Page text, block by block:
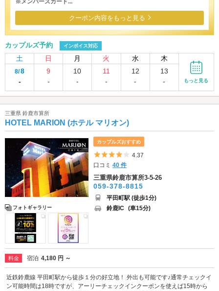
クーポン内容をもっと見る
カップルズ予約 インボイス対応
土 日 月 火 水 木
8/8
-
9
-
10
-
11
-
12
-
13
-
もっと見る
三重県 鈴鹿市算所
HOTEL MARION (ホテル マリオン)
フォトギャラリー
カップルズおすすめ
5つ星のうち4
4.37
口コミ40 件
三重県鈴鹿市算所3-5-26
059-378-8815
平田町駅 (徒歩1分)
鈴鹿IC (車15分)
料金 宿泊 4,180 円 ～
近鉄鈴鹿線 平田町駅から徒歩１分の好立地！ 外出も可能です♪通常チェックイ
ン可能時間は18時ですが、アーリーチェックインクーポンを使えば15時から